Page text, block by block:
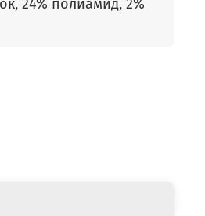
24% полиамид, 2%